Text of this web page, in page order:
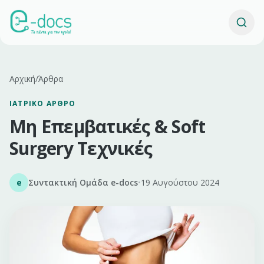
Αρχική/Άρθρα
ΙΑΤΡΙΚΌ ΆΡΘΡΟ
Μη Επεμβατικές & Soft
Surgery Τεχνικές
e Συντακτική Ομάδα e-docs•19 Αυγούστου 2024